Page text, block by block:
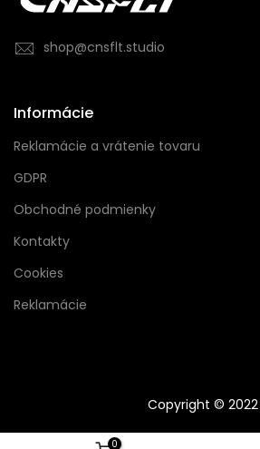
shop@cnsflt.studio
Informácie
Reklamácie a vrátenie tovaru
GDPR
Obchodné podmienky
Kontakty
Cookies
Reklamácie
Copyright © 2022
0